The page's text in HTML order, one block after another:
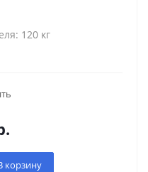
120 кг
корзину